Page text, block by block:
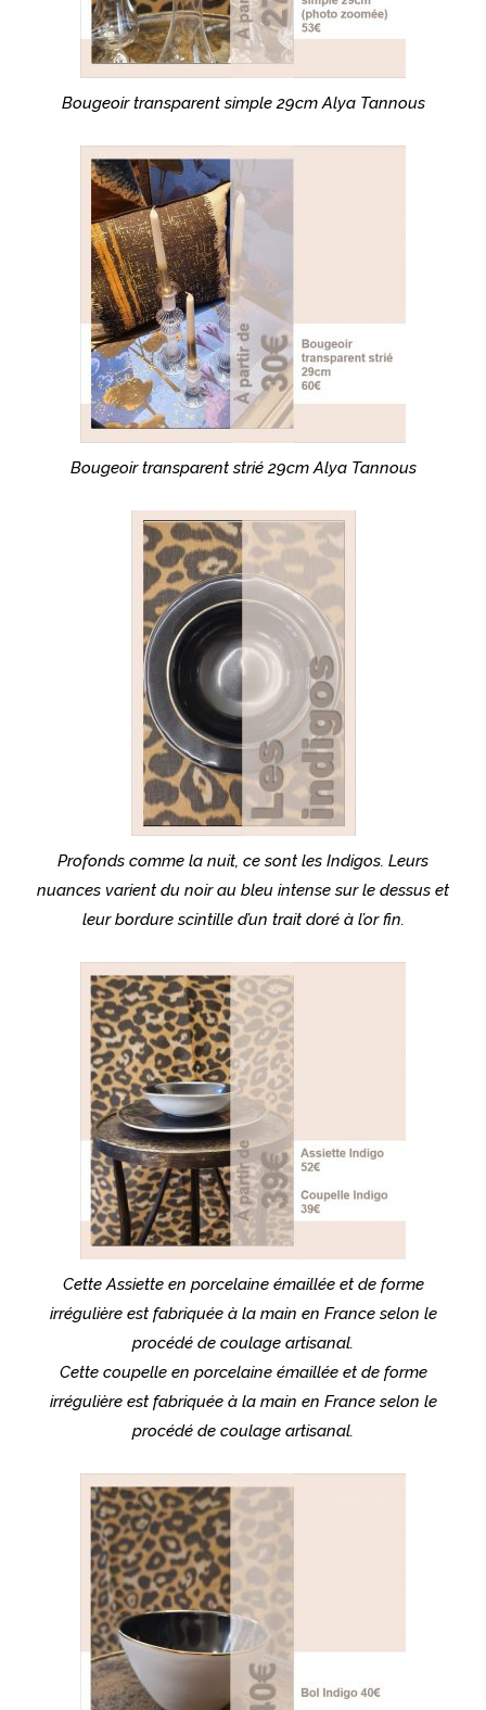
Bougeoir transparent simple 29cm Alya Tannous
Bougeoir transparent strié 29cm Alya Tannous
Profonds comme la nuit, ce sont les Indigos. Leurs
nuances varient du noir au bleu intense sur le dessus et
leur bordure scintille d’un trait doré à l’or fin.
Cette Assiette en porcelaine émaillée et de forme
irrégulière est fabriquée à la main en France selon le
procédé de coulage artisanal.
Cette coupelle en porcelaine émaillée et de forme
irrégulière est fabriquée à la main en France selon le
procédé de coulage artisanal.